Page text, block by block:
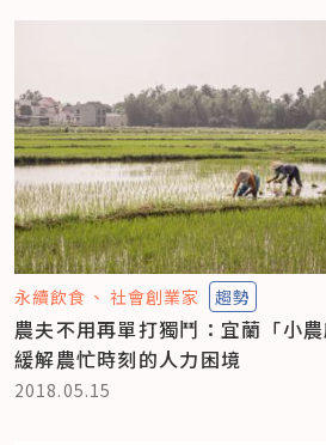
永續飲食 社會創業家 趨勢
農夫不用再單打獨鬥：宜蘭「小
緩解農忙時刻的人力困境
2018.05.15